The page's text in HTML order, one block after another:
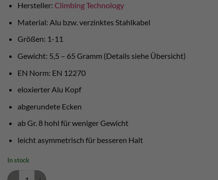
Hersteller: Climbing Technology
Material: Alu bzw. verzinktes Stahlkabel
Größen: 1-11
Gewicht: 5,5 – 65 Gramm (Details siehe Übersicht)
EN Norm: EN 12270
eloxierter Alu Kopf
abgerundete Ecken
ab Gr. 8 hohl für weniger Gewicht
leicht asymmetrisch für besseren Halt
In stock
Carved Chocks Climbing Technology quantity